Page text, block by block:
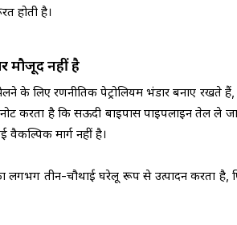
होती है।
मौजूद नहीं है
के लिए रणनीतिक पेट्रोलियम भंडार बनाए रखते
नोट करता है कि सऊदी बाइपास पाइपलाइन तेल ले
वैकल्पिक मार्ग नहीं है।
लगभग तीन-चौथाई घरेलू रूप से उत्पादन करता